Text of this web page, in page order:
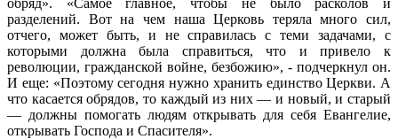
разделений. Вот на чем наша Церковь теряла много сил,
отчего, может быть, и не справилась с теми задачами, с
которыми должна была справиться, что и привело к
революции, гражданской войне, безбожию», - подчеркнул он.
И еще: «Поэтому сегодня нужно хранить единство Церкви. А
что касается обрядов, то каждый из них — и новый, и старый
— должны помогать людям открывать для себя Евангелие,
открывать Господа и Спасителя».